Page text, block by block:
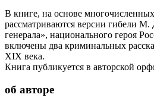
В книге, на основе
рассматриваются версии гибели М.
генерала», национального героя
включены два криминальных
XIX века.
Книга публикуется в авторской
об авторе